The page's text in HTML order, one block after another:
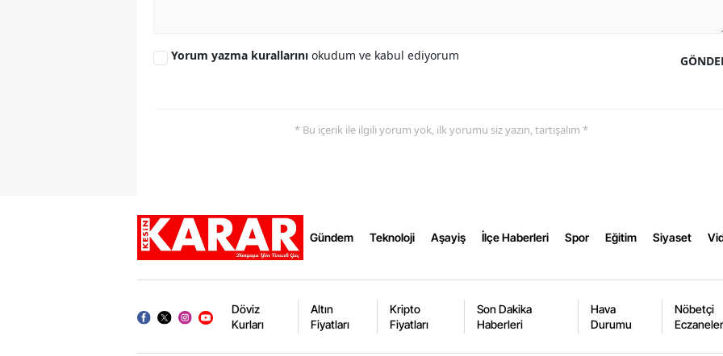
Ardahan
Yorum yazma kurallarını okudum ve kabul ediyorum
* Bu içerik ile ilgili yorum yok, ilk yorumu siz yazın, tartışalım *
Gündem Teknoloji Aşayiş İlçe Haberleri Spor Eğitim Siyaset
Döviz
Kurları
Altın
Fiyatları
Kripto
Fiyatları
Son Dakika
Haberleri
Hava
Durumu
Nöbetçi
Eczaneler